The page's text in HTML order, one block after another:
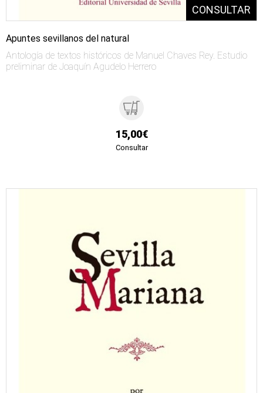
Apuntes sevillanos del natural
Antología de textos históricos de Manuel Chaves Rey. Estudio
preliminar de Joaquín Agudelo Herrero
15,00€
Consultar